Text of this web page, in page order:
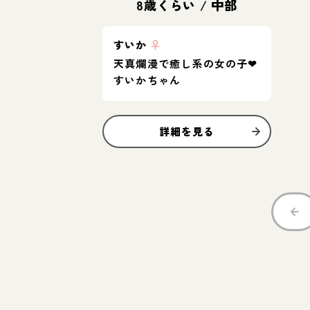
8歳くらい / 中部
すいか ♀
天真爛漫で癒し系の女の子❤︎
すいかちゃん
詳細を見る